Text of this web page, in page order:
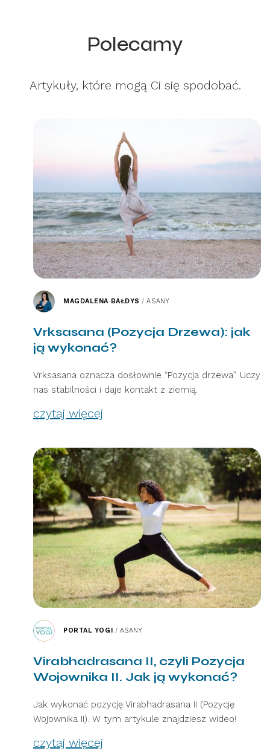
Polecamy
Artykuły, które mogą Ci się spodobać.
MAGDALENA BAŁDYS /ASANY
Vrksasana (Pozycja Drzewa): jak
ją wykonać?
Vrksasana oznacza dosłownie “Pozycja drzewa”. Uczy
nas stabilności i daje kontakt z ziemią.
czytaj więcej
PORTAL YOGI / ASANY
Virabhadrasana II, czyli Pozycja
Wojownika II. Jak ją wykonać?
Jak wykonać pozycję Virabhadrasana II (Pozycję
Wojownika II). W tym artykule znajdziesz wideo!
czytaj więcej